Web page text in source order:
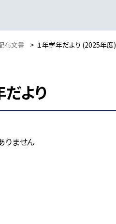
布文書 > １年学年だより (2025年度)
より
りません